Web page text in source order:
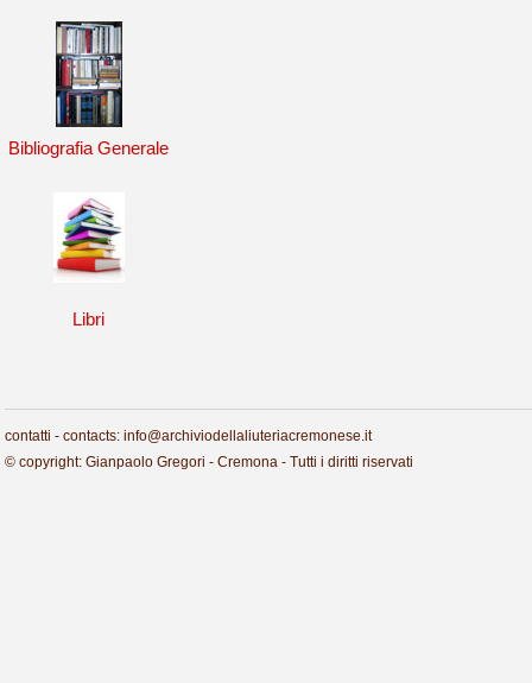
Bibliografia Generale
Libri
contatti - contacts: info@archiviodellaliuteriacremonese.it
© copyright: Gianpaolo Gregori - Cremona - Tutti i diritti riservati